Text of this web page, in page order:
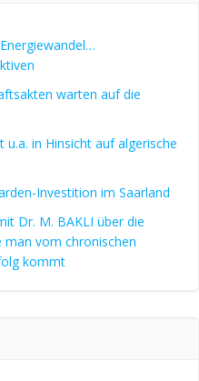
warten auf die
u.a. in Hinsicht auf algerische
Investition im Saarland
Dr. M. BAKLI über die
man vom chronischen
kommt